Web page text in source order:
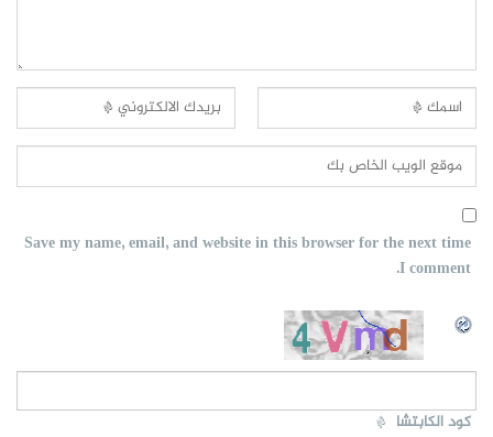
Save my name, email, and website in this browser for the next time
I comment.
كود الكابتشا *